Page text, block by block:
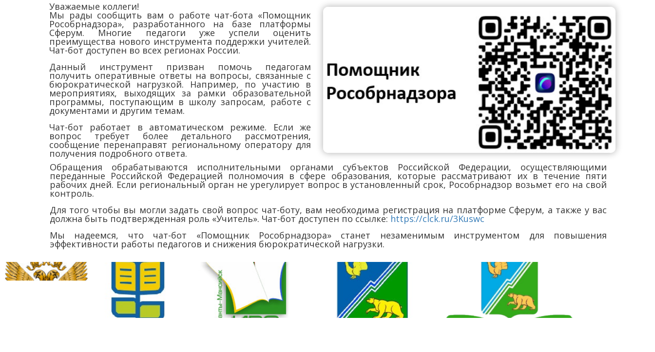
Обращения обрабатываются исполнительными органами субъектов Российской Федерации, осуществляющими
переданные Российской Федерацией полномочия в сфере образования, которые рассматривают их в течение пяти
рабочих дней. Если региональный орган не урегулирует вопрос в установленный срок, Рособрнадзор возьмет его на свой
контроль.
Для того чтобы вы могли задать свой вопрос чат-боту, вам необходима регистрация на платформе Сферум, а также у вас
должна быть подтвержденная роль «Учитель». Чат-бот доступен по ссылке: https://clck.ru/3Kuswc
Мы надеемся, что чат-бот «Помощник Рособрнадзора» станет незаменимым инструментом для повышения
эффективности работы педагогов и снижения бюрократической нагрузки.
Уважаемые коллеги!
Мы рады сообщить вам о работе чат-бота «Помощник
Рособрнадзора», разработанного на базе платформы
Сферум. Многие педагоги уже успели оценить
преимущества нового инструмента поддержки учителей.
Чат-бот доступен во всех регионах России.
Данный инструмент призван помочь педагогам
получить оперативные ответы на вопросы, связанные с
бюрократической нагрузкой. Например, по участию в
мероприятиях, выходящих за рамки образовательной
программы, поступающим в школу запросам, работе с
документами и другим темам.
Чат-бот работает в автоматическом режиме. Если же
вопрос требует более детального рассмотрения,
сообщение перенаправят региональному оператору для
получения подробного ответа.
Адрес:
628260, г. Югорск, ул. Ленина, 29, пом. 3
Связь с нами:
+7 (34675) 7-87-15 / E-mail: cmtiimo@yandex.ru